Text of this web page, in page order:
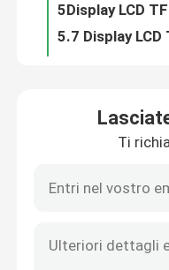
Giro della fabbrica
Ti